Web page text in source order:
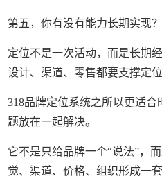
第五，你有没有能力长期实现？
定位不是一次活动，而是长期
设计、渠道、零售都要支撑定位
318品牌定位系统之所以更适
题放在一起解决。
它不是只给品牌一个“说法”，
觉、渠道、价格、组织形成一套